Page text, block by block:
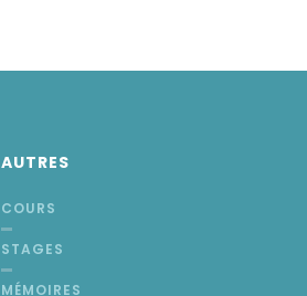
AUTRES
COURS
STAGES
MÉMOIRES